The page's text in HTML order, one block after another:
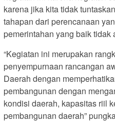
karena jika kita tidak
tahapan dari perencanaan
pemerintahan yang baik tidak
“Kegiatan ini merupakan
penyempurnaan rancangan
Daerah dengan
pembangunan dengan
kondisi daerah, kapasitas riil
pembangunan daerah”